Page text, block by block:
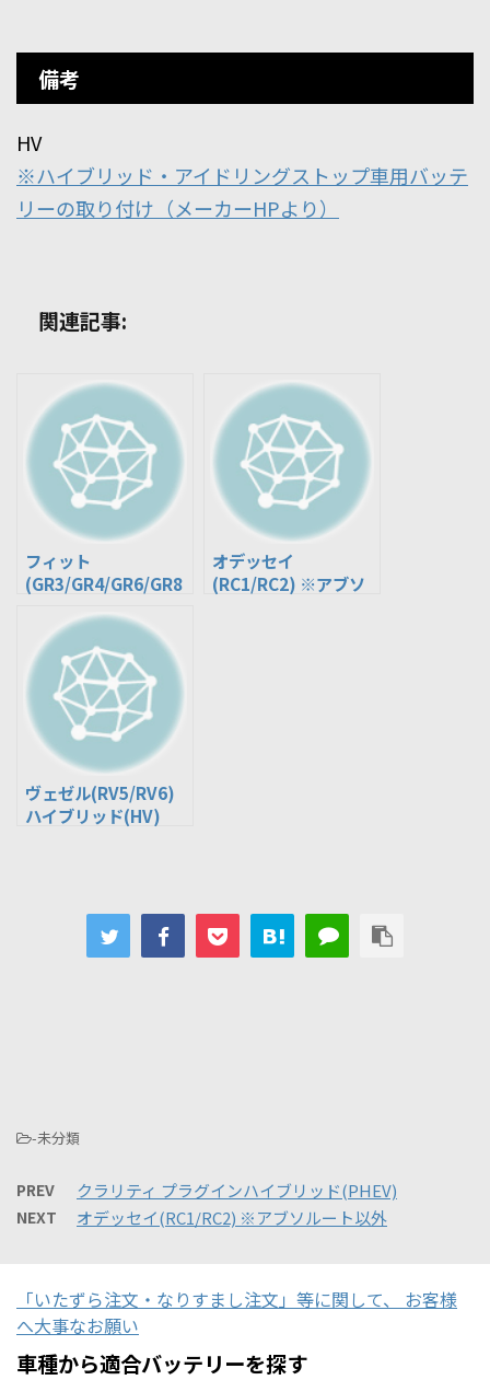
備考
HV
※ハイブリッド・アイドリングストップ車用バッテ
リーの取り付け（メーカーHPより）
関連記事:
フィット
(GR3/GR4/GR6/GR8
オデッセイ
(RC1/RC2) ※アブソ
ヴェゼル(RV5/RV6)
ハイブリッド(HV)
-未分類
PREV クラリティ プラグインハイブリッド(PHEV)
NEXT オデッセイ(RC1/RC2) ※アブソルート以外
「いたずら注文・なりすまし注文」等に関して、 お客様
へ大事なお願い
車種から適合バッテリーを探す